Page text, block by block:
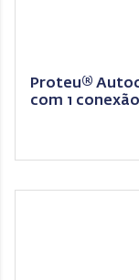
Proteu®
com 1 conexão